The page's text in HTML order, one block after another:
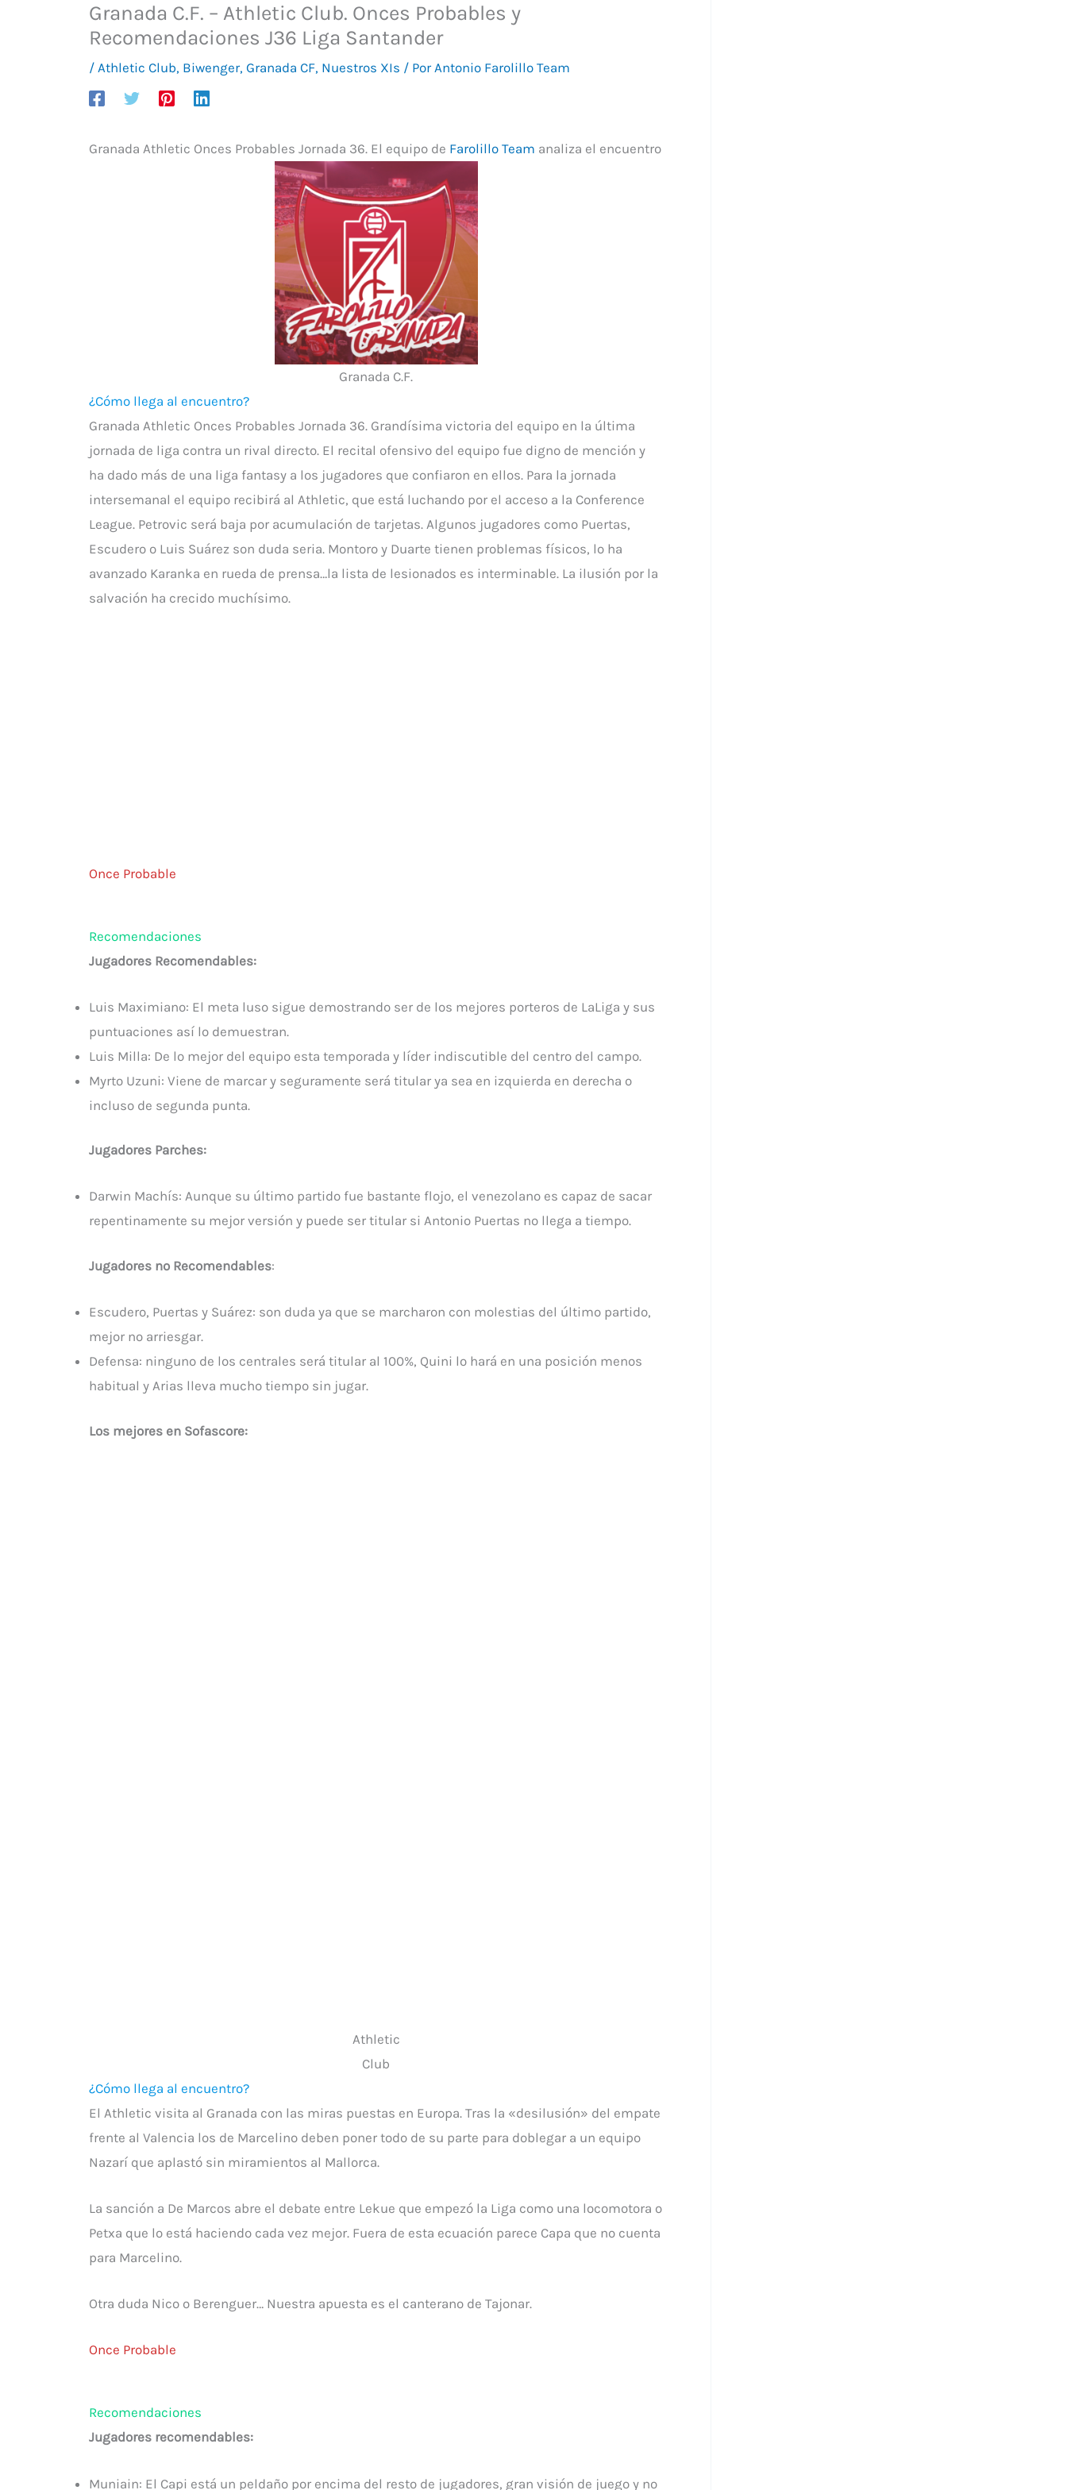
Granada C.F. – Athletic Club. Onces Probables y
Recomendaciones J36 Liga Santander
/ Athletic Club, Biwenger, Granada CF, Nuestros XIs / PorAntonio Farolillo Team
Granada Athletic Onces Probables Jornada 36. El equipo de Farolillo Team analiza el encuentro
Granada C.F.
¿Cómo llega al encuentro?
Granada Athletic Onces Probables Jornada 36. Grandísima victoria del equipo en la última
jornada de liga contra un rival directo. El recital ofensivo del equipo fue digno de mención y
ha dado más de una liga fantasy a los jugadores que confiaron en ellos. Para la jornada
intersemanal el equipo recibirá al Athletic, que está luchando por el acceso a la Conference
League. Petrovic será baja por acumulación de tarjetas. Algunos jugadores como Puertas,
Escudero o Luis Suárez son duda seria. Montoro y Duarte tienen problemas físicos, lo ha
avanzado Karanka en rueda de prensa…la lista de lesionados es interminable. La ilusión por la
salvación ha crecido muchísimo.
Once Probable
Recomendaciones
Jugadores Recomendables:
Luis Maximiano: El meta luso sigue demostrando ser de los mejores porteros de LaLiga y sus
puntuaciones así lo demuestran.
Luis Milla: De lo mejor del equipo esta temporada y líder indiscutible del centro del campo.
Myrto Uzuni: Viene de marcar y seguramente será titular ya sea en izquierda en derecha o
incluso de segunda punta.
Jugadores Parches:
Darwin Machís: Aunque su último partido fue bastante flojo, el venezolano es capaz de sacar
repentinamente su mejor versión y puede ser titular si Antonio Puertas no llega a tiempo.
Jugadores no Recomendables:
Escudero, Puertas y Suárez: son duda ya que se marcharon con molestias del último partido,
mejor no arriesgar.
Defensa: ninguno de los centrales será titular al 100%, Quini lo hará en una posición menos
habitual y Arias lleva mucho tiempo sin jugar.
Los mejores en Sofascore:
Athletic
Club
¿Cómo llega al encuentro?
El Athletic visita al Granada con las miras puestas en Europa. Tras la «desilusión» del empate
frente al Valencia los de Marcelino deben poner todo de su parte para doblegar a un equipo
Nazarí que aplastó sin miramientos al Mallorca.
La sanción a De Marcos abre el debate entre Lekue que empezó la Liga como una locomotora o
Petxa que lo está haciendo cada vez mejor. Fuera de esta ecuación parece Capa que no cuenta
para Marcelino.
Otra duda Nico o Berenguer… Nuestra apuesta es el canterano de Tajonar.
Once Probable
Recomendaciones
Jugadores recomendables:
Muniain: El Capi está un peldaño por encima del resto de jugadores, gran visión de juego y no